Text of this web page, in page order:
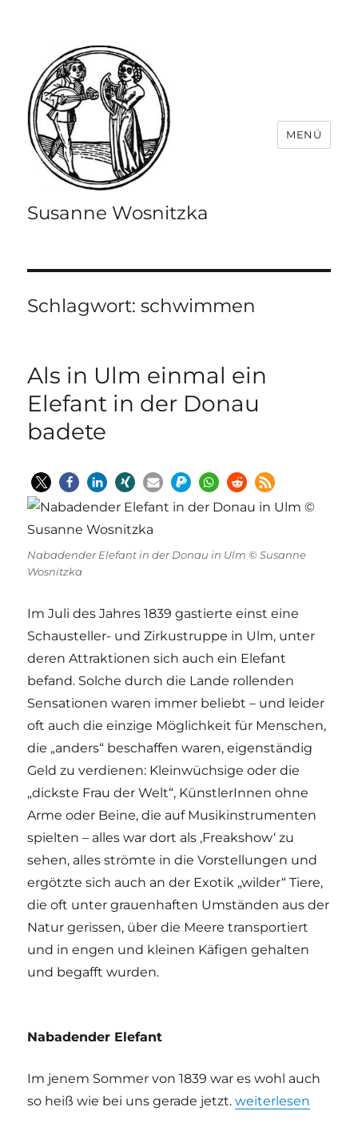
Susanne Wosnitzka
MENÜ
Schlagwort:schwimmen
Als in Ulm einmal ein
Elefant in der Donau
badete
Nabadender Elefant in der Donau in Ulm © Susanne
Wosnitzka
Im Juli des Jahres 1839 gastierte einst eine
Schausteller- und Zirkustruppe in Ulm, unter
deren Attraktionen sich auch ein Elefant
befand. Solche durch die Lande rollenden
Sensationen waren immer beliebt – und leider
oft auch die einzige Möglichkeit für Menschen,
die „anders“ beschaffen waren, eigenständig
Geld zu verdienen: Kleinwüchsige oder die
„dickste Frau der Welt“, KünstlerInnen ohne
Arme oder Beine, die auf Musikinstrumenten
spielten – alles war dort als ‚Freakshow‘ zu
sehen, alles strömte in die Vorstellungen und
ergötzte sich auch an der Exotik „wilder“ Tiere,
die oft unter grauenhaften Umständen aus der
Natur gerissen, über die Meere transportiert
und in engen und kleinen Käfigen gehalten
und begafft wurden.
Nabadender Elefant
Im jenem Sommer von 1839 war es wohl auch
so heiß wie bei uns gerade jetzt.„Als in Ulm einmal
weiterlesen